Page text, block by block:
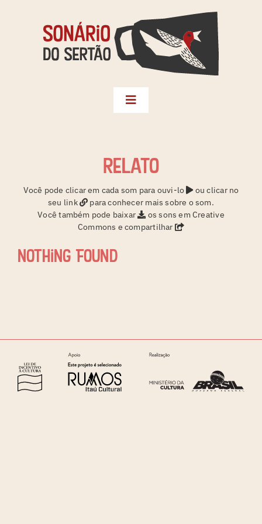
Toggle
Seleções
Territórios
Créditos
Sonário da Terra
Instagram
relato
Você pode clicar em cada som para ouvi-lo
ou clicar no
seu link
para conhecer mais sobre o som.
Você também pode baixar
os sons em Creative
Commons e compartilhar
Nothing Found